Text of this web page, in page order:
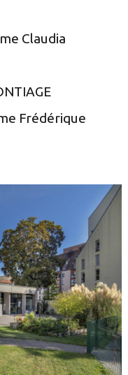
Claudia
Frédérique